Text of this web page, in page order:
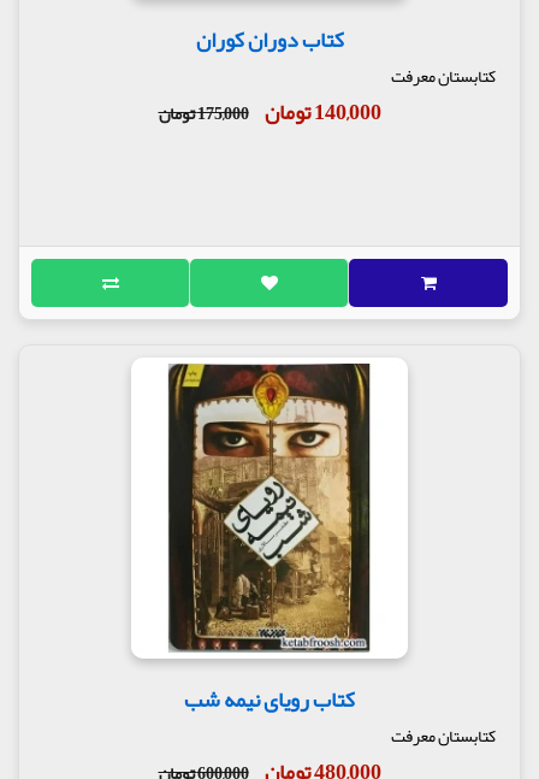
کتاب دوران کوران
کتابستان معرفت
140,000 تومان 175,000 تومان
کتاب رویای نیمه شب
کتابستان معرفت